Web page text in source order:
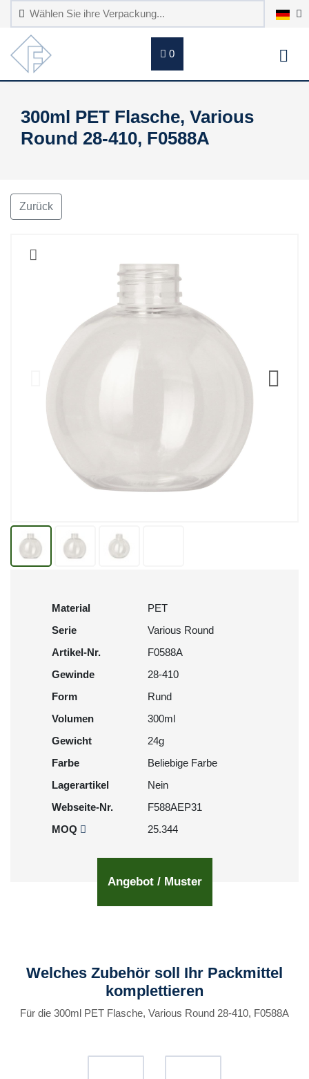
0
300ml PET Flasche, Various
Round 28-410, F0588A
Zurück
Material
PET
Serie
Various Round
Artikel-Nr.
F0588A
Gewinde
28-410
Form
Rund
Volumen
300ml
Gewicht
24g
Farbe
Beliebige Farbe
Lagerartikel
Nein
Webseite-Nr.
F588AEP31
MOQ
25.344
Angebot / Muster
Welches Zubehör soll Ihr Packmittel
komplettieren
Für die 300ml PET Flasche, Various Round 28-410, F0588A